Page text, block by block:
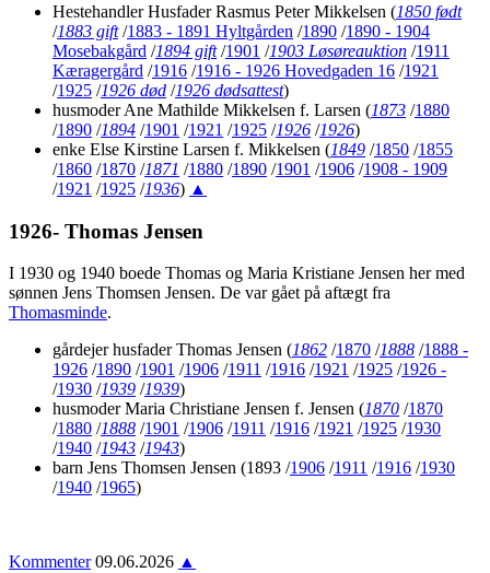
Hestehandler Husfader Rasmus Peter Mikkelsen (1850 født
/1883 gift/1883 - 1891 Hyltgården /1890 /1890 - 1904
Mosebakgård /1894 gift/1901 /1903 Løsøreauktion /1911
Kæragergård /1916 /1916 - 1926 Hovedgaden 16 /1921
/1925 /1926 død /1926 dødsattest)
husmoder Ane Mathilde Mikkelsen f. Larsen (1873 /1880
/1890 /1894 /1901 /1921 /1925 /1926 /1926)
enke Else Kirstine Larsen f. Mikkelsen (1849 /1850 /1855
/1860 /1870 /1871 /1880 /1890 /1901 /1906 /1908 - 1909
/1921 /1925 /1936) ▲
1926- Thomas Jensen
I 1930 og 1940 boede Thomas og Maria Kristiane Jensen her med
sønnen Jens Thomsen Jensen. De var gået på aftægt fra
Thomasminde.
gårdejer husfader Thomas Jensen (1862 /1870 /1888 /1888 -
1926 /1890 /1901 /1906 /1911 /1916 /1921 /1925 /1926 -
/1930 /1939 /1939)
husmoder Maria Christiane Jensen f. Jensen (1870 /1870
/1880 /1888 /1901 /1906 /1911 /1916 /1921 /1925 /1930
/1940 /1943 /1943)
barn Jens Thomsen Jensen (1893 /1906 /1911 /1916 /1930
/1940 /1965)
Kommenter 09.06.2026 ▲